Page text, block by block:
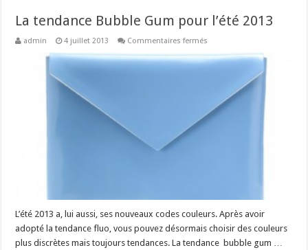
La tendance Bubble Gum pour l’été 2013
admin 4 juillet 2013 Commentaires fermés
tendance
Bubble
2013
L’été 2013 a, lui aussi, ses nouveaux codes couleurs. Après avoir
adopté la tendance fluo, vous pouvez désormais choisir des couleurs
plus discrètes mais toujours tendances. La tendance bubble gum …